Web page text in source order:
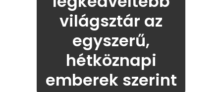
világsztár az
egyszerű,
hétköznapi
emberek szerint